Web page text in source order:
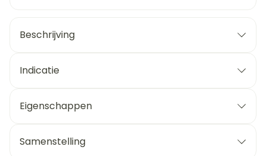
Beschrijving
Indicatie
Eigenschappen
Samenstelling